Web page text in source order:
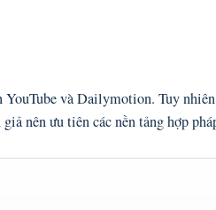
và Dailymotion. Tuy
nên ưu tiên các nền tảng hợp